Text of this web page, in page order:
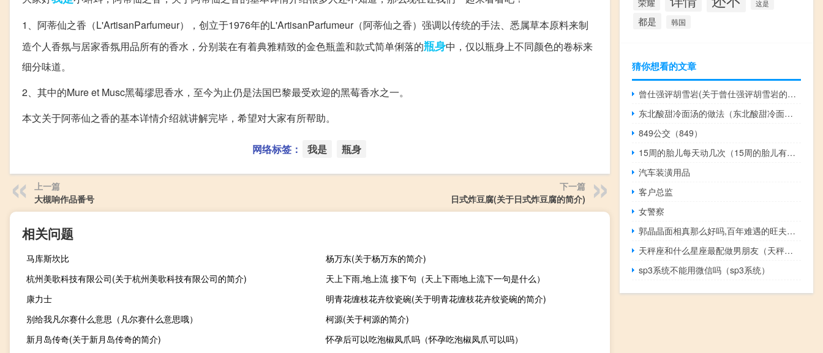
1、阿蒂仙之香（L'ArtisanParfumeur），创立于1976年的L'ArtisanParfumeur（阿蒂仙之香）强调以传统的手法、悉属草本原料来制
造个人香氛与居家香氛用品所有的香水，分别装在有着典雅精致的金色瓶盖和款式简单俐落的瓶身中，仅以瓶身上不同颜色的卷标来
细分味道。
2、其中的Mure et Musc黑莓缪思香水，至今为止仍是法国巴黎最受欢迎的黑莓香水之一。
本文关于阿蒂仙之香的基本详情介绍就讲解完毕，希望对大家有所帮助。
网络标签： 我是 瓶身
上一篇
大槻响作品番号
下一篇
日式炸豆腐(关于日式炸豆腐的简介)
相关问题
马库斯坎比
杨万东(关于杨万东的简介)
杭州美歌科技有限公司(关于杭州美歌科技有限公司的简介)
天上下雨,地上流 接下句（天上下雨地上流下一句是什么）
康力士
明青花缠枝花卉纹瓷碗(关于明青花缠枝花卉纹瓷碗的简介)
别给我凡尔赛什么意思（凡尔赛什么意思哦）
柯源(关于柯源的简介)
新月岛传奇(关于新月岛传奇的简介)
怀孕后可以吃泡椒凤爪吗（怀孕吃泡椒凤爪可以吗）
荣耀 这是
都是 韩国
猜你想看的文章
曾仕强评胡雪岩(关于曾仕强评胡雪岩的简介)
东北酸甜冷面汤的做法（东北酸甜冷面汤的做法）
849公交（849）
15周的胎儿每天动几次（15周的胎儿有多大）
汽车装潢用品
客户总监
女警察
郭晶晶面相真那么好吗,百年难遇的旺夫相!（郭晶晶面相百年难遇难得一遇的好面相（一生旺夫））
天秤座和什么星座最配做男朋友（天秤座和什么星座最配）
sp3系统不能用微信吗（sp3系统）